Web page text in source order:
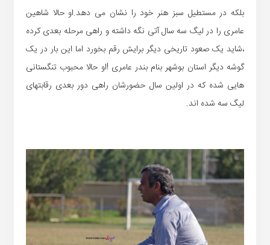
بلکه در مستطیل سبز هنر خود را نشان می دهد.او حالا شاهین
عامری را در لیگ سه سال آتی نگه داشته و راهی مرحله بعدی کرده
،شاید یک صعود تاریخی دیگر برایش رقم بخورد اما این بار در یک
گوشه دیگر استان بوشهر بنام بندر عامری !او حالا محبوب تنگستانی
هایی شده که در اولین سال حضورشان راهی دور بعدی رقابتهای
لیگ سه شده اند.